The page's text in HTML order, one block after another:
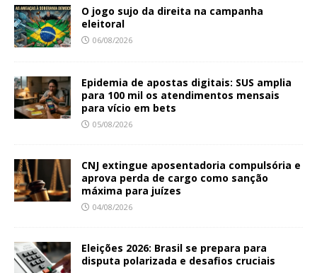
O jogo sujo da direita na campanha
eleitoral
06/08/2026
Epidemia de apostas digitais: SUS amplia
para 100 mil os atendimentos mensais
para vício em bets
05/08/2026
CNJ extingue aposentadoria compulsória e
aprova perda de cargo como sanção
máxima para juízes
04/08/2026
Eleições 2026: Brasil se prepara para
disputa polarizada e desafios cruciais